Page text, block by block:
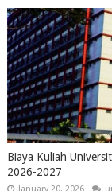
Biaya Kuliah
2026-2027